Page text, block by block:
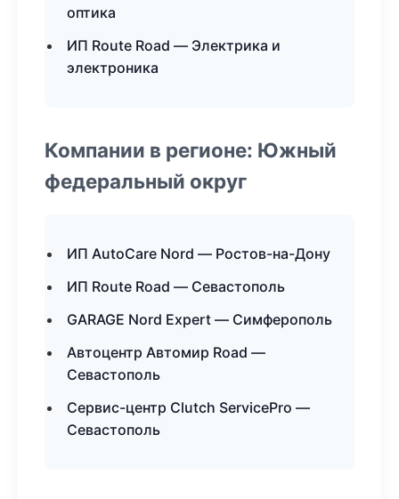
оптика
ИП Route Road — Электрика и
электроника
Компании в регионе: Южный
федеральный округ
ИП AutoCare Nord — Ростов-на-Дону
ИП Route Road — Севастополь
GARAGE Nord Expert — Симферополь
Автоцентр Автомир Road —
Севастополь
Сервис-центр Clutch ServicePro —
Севастополь